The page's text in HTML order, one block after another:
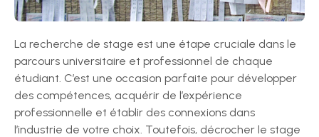
La recherche de stage est une étape cruciale dans le
parcours universitaire et professionnel de chaque
étudiant. C’est une occasion parfaite pour développer
des compétences, acquérir de l’expérience
professionnelle et établir des connexions dans
l’industrie de votre choix. Toutefois, décrocher le stage